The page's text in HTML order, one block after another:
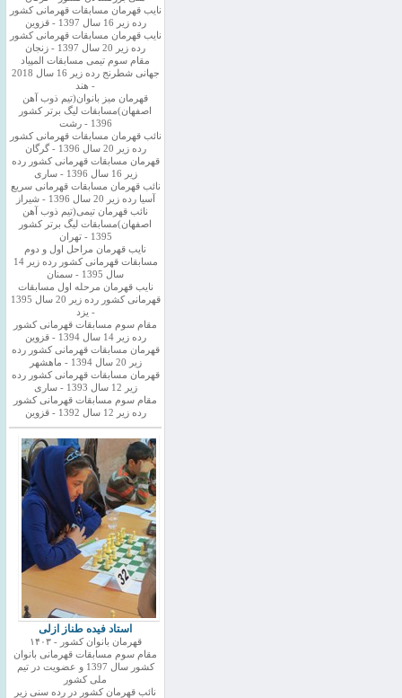
نایب قهرمان مسابقات قهرمانی کشور
رده زیر 16 سال 1397 - قزوین
نایب قهرمان مسابقات قهرمانی کشور
رده زیر 20 سال 1397 - زنجان
مقام سوم تیمی مسابقات المپیاد
جهانی شطرنج رده زیر 16 سال 2018
- هند
قهرمان میز بانوان(تیم ذوب آهن
اصفهان)مسابقات لیگ برتر کشور
1396 - رشت
نائب قهرمان مسابقات قهرمانی کشور
رده زیر 20 سال 1396 - گرگان
قهرمان مسابقات قهرمانی کشور رده
زیر 16 سال 1396 - ساری
نائب قهرمان مسابقات قهرمانی سریع
آسیا رده زیر 20 سال 1396 - شیراز
نائب قهرمان تیمی(تیم ذوب آهن
اصفهان)مسابقات لیگ برتر کشور
1395 - تهران
نایب قهرمان مراحل اول و دوم
مسابقات قهرمانی کشور رده زیر 14
سال 1395 - سمنان
نایب قهرمان مرحله اول مسابقات
قهرمانی کشور رده زیر 20 سال 1395
- یزد
مقام سوم مسابقات قهرمانی کشور
رده زیر 14 سال 1394 - قزوین
قهرمان مسابقات قهرمانی کشور رده
زیر 20 سال 1394 - ماهشهر
قهرمان مسابقات قهرمانی کشور رده
زیر 12 سال 1393 - ساری
مقام سوم مسابقات قهرمانی کشور
رده زیر 12 سال 1392 - قزوین
استاد فیده طناز ازلی
قهرمان بانوان کشور - ۱۴۰۳
مقام سوم مسابقات قهرمانی بانوان
کشور سال 1397 و عضویت در تیم
ملی کشور
نائب قهرمان کشور در رده سنی زیر